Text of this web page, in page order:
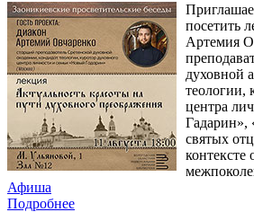
посетить
Артемия
духовной
теологии,
центра
Гадарин»,
святых
контексте
Афиша
Подробнее